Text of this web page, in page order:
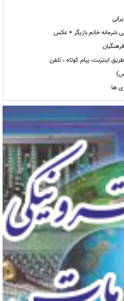
شرمانه خانم بازیگر + عکس
اینترنت، پیام کوتاه ، تلفن
ها